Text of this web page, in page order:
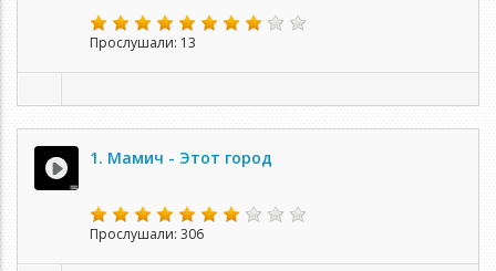
Прослушали: 13
1. Мамич - Этот город
Прослушали: 306